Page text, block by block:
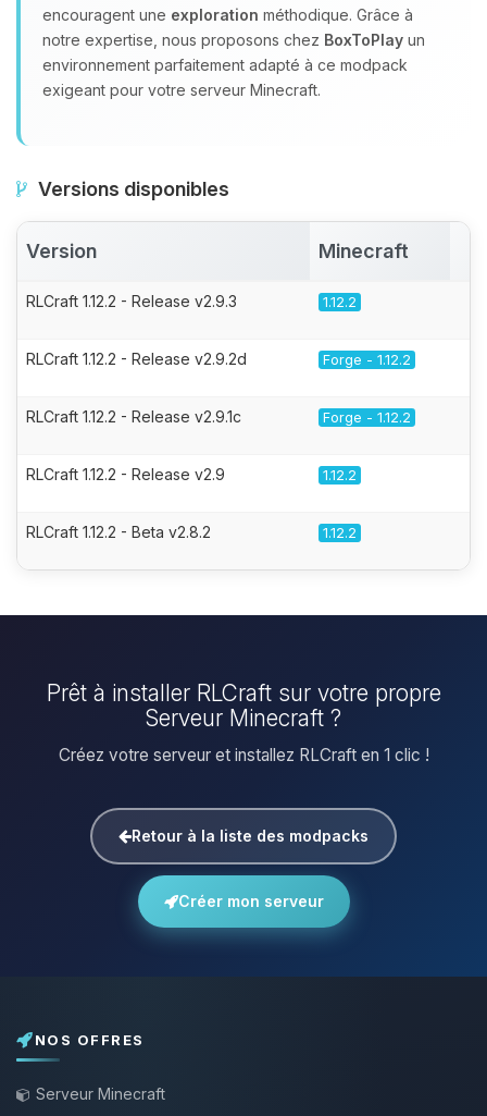
encouragent une exploration méthodique. Grâce à
notre expertise, nous proposons chez BoxToPlay un
environnement parfaitement adapté à ce modpack
exigeant pour votre serveur Minecraft.
Versions disponibles
Version Minecraft
RLCraft 1.12.2 - Release v2.9.3 1.12.2
RLCraft 1.12.2 - Release v2.9.2d Forge - 1.12.2
RLCraft 1.12.2 - Release v2.9.1c Forge - 1.12.2
RLCraft 1.12.2 - Release v2.9 1.12.2
RLCraft 1.12.2 - Beta v2.8.2 1.12.2
Prêt à installer RLCraft sur votre propre
Serveur Minecraft ?
Créez votre serveur et installez RLCraft en 1 clic !
Retour à la liste des modpacks
Créer mon serveur
NOS OFFRES
Serveur Minecraft